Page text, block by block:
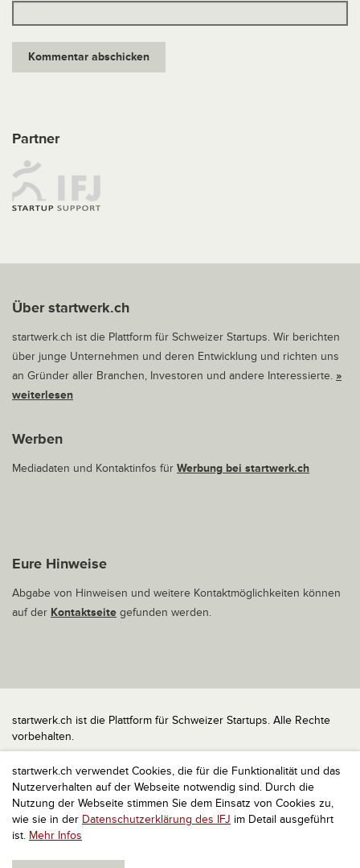
startwerk.ch verwendet Cookies, die für die Funktionalität und das
Nutzerverhalten auf der Webseite notwendig sind. Durch die
Nutzung der Webseite stimmen Sie dem Einsatz von Cookies zu,
wie sie in der Datenschutzerklärung des IFJ im Detail ausgeführt
ist. Mehr Infos
Partner
Über startwerk.ch
startwerk.ch ist die Plattform für Schweizer Startups. Wir berichten
über junge Unternehmen und deren Entwicklung und richten uns
an Gründer aller Branchen, Investoren und andere Interessierte. »
weiterlesen
Werben
Mediadaten und Kontaktinfos für Werbung bei startwerk.ch
Eure Hinweise
Abgabe von Hinweisen und weitere Kontaktmöglichkeiten können
auf der Kontaktseite gefunden werden.
startwerk.ch ist die Plattform für Schweizer Startups. Alle Rechte
vorbehalten.
Impressum
Kontakt
nach oben